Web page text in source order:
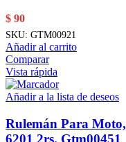
$ 90
SKU: GTM00921
Añadir al carrito
Comparar
Vista rápida
Añadir a la lista de deseos
Rulemán Para Moto,
6201 2rs. Gtm00451